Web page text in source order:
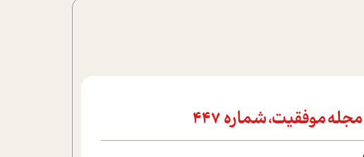
موفقیت، شماره 447